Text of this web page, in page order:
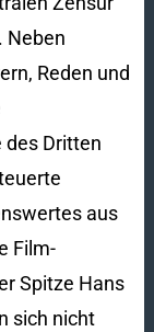
Neben
Reden und
des Dritten
aus
Film-
Spitze Hans
sich nicht